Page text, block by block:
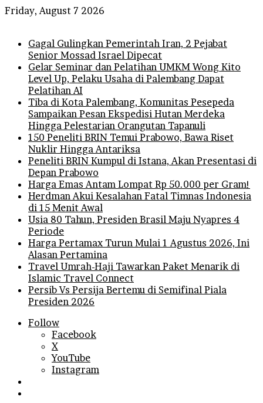
Friday, August 7 2026
Gagal Gulingkan Pemerintah Iran, 2 Pejabat
Senior Mossad Israel Dipecat
Gelar Seminar dan Pelatihan UMKM Wong Kito
Level Up, Pelaku Usaha di Palembang Dapat
Pelatihan AI
Tiba di Kota Palembang, Komunitas Pesepeda
Sampaikan Pesan Ekspedisi Hutan Merdeka
Hingga Pelestarian Orangutan Tapanuli
150 Peneliti BRIN Temui Prabowo, Bawa Riset
Nuklir Hingga Antariksa
Peneliti BRIN Kumpul di Istana, Akan Presentasi di
Depan Prabowo
Harga Emas Antam Lompat Rp 50.000 per Gram!
Herdman Akui Kesalahan Fatal Timnas Indonesia
di 15 Menit Awal
Usia 80 Tahun, Presiden Brasil Maju Nyapres 4
Periode
Harga Pertamax Turun Mulai 1 Agustus 2026, Ini
Alasan Pertamina
Travel Umrah-Haji Tawarkan Paket Menarik di
Islamic Travel Connect
Persib Vs Persija Bertemu di Semifinal Piala
Presiden 2026
Follow
Facebook
X
YouTube
Instagram